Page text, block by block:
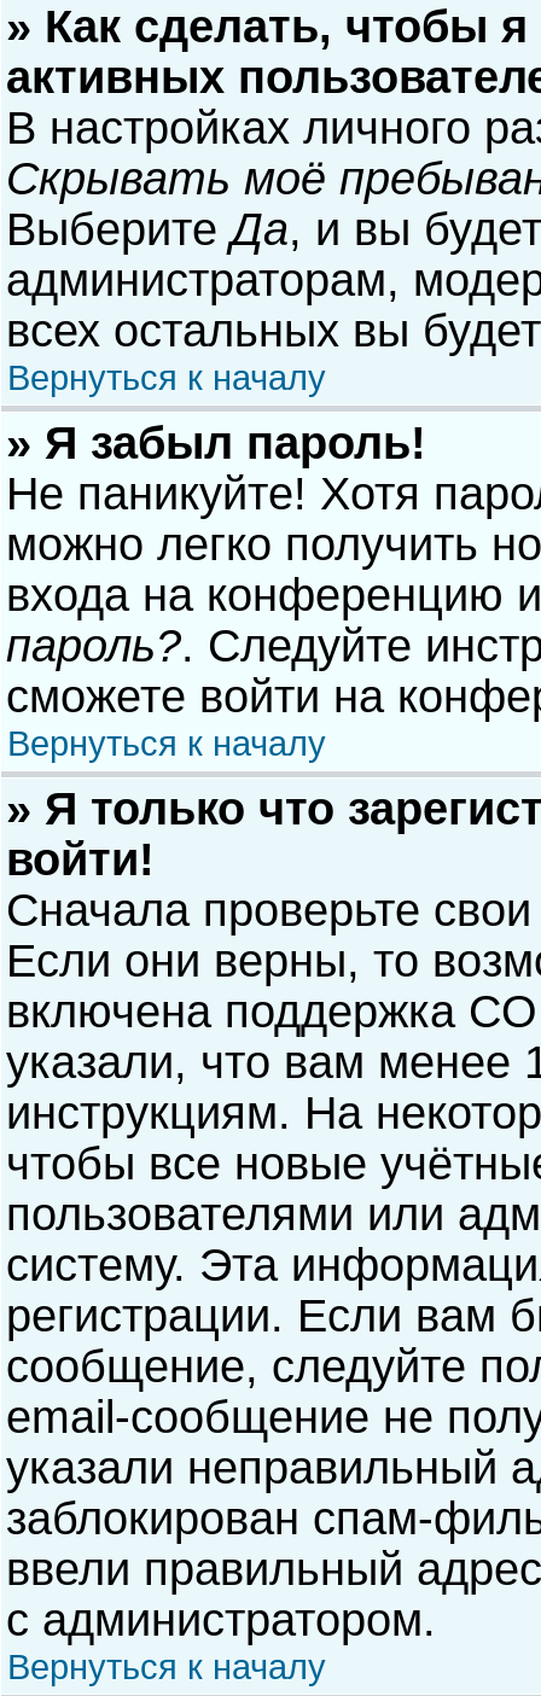
» Как сделать, чтобы
активных
В настройках личного
Скрывать моё
ВыберитеДа, и вы
администраторам,
всех остальных вы
Вернуться к началу
» Я забыл пароль!
Не паникуйте! Хотя
можно легко получить
входа на конференцию
пароль?. Следуйте
сможете войти на
Вернуться к началу
» Я только что
войти!
Сначала проверьте
Если они верны, то
включена поддержка
указали, что вам менее
инструкциям. На
чтобы все новые
пользователями или
систему. Эта
регистрации. Если вам
сообщение, следуйте
email-сообщение не
указали неправильный
заблокирован спам-
ввели правильный
с администратором.
Вернуться к началу